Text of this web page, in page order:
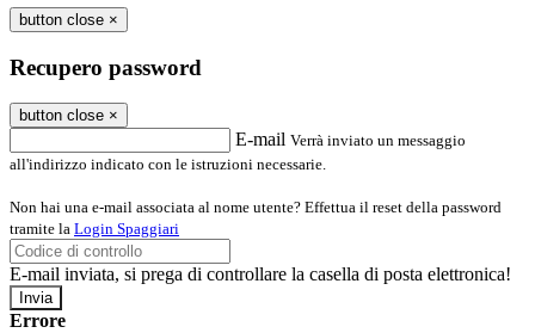
button close ×
Recupero password
button close ×
E-mail Verrà inviato un messaggio
all'indirizzo indicato con le istruzioni necessarie.
Non hai una e-mail associata al nome utente? Effettua il reset della password
tramite la Login Spaggiari
E-mail inviata, si prega di controllare la casella di posta elettronica!
Errore